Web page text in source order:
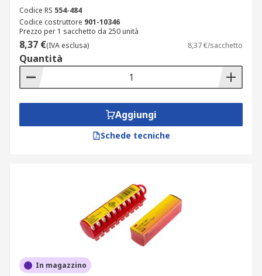
Codice RS 554-484
Codice costruttore 901-10346
Prezzo per 1 sacchetto da 250 unità
8,37 €(IVA esclusa) 8,37 €/sacchetto
Quantità
Aggiungi
Schede tecniche
In magazzino